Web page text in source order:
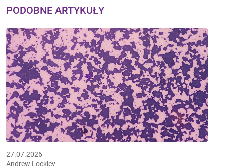
PODOBNE ARTYKUŁY
27.07.2026
Andrew Lockley